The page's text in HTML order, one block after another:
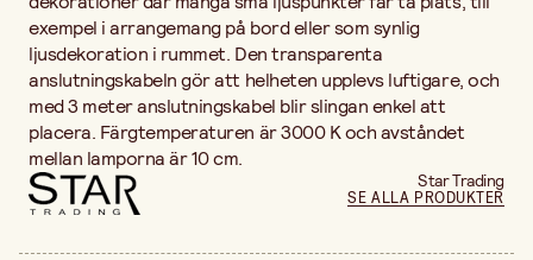
exempel i arrangemang på bord eller som synlig
ljusdekoration i rummet. Den transparenta
anslutningskabeln gör att helheten upplevs luftigare, och
med 3 meter anslutningskabel blir slingan enkel att
placera. Färgtemperaturen är 3000 K och avståndet
mellan lamporna är 10 cm.
Star Trading
SE ALLA PRODUKTER